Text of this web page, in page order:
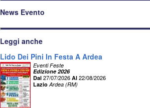
News Evento
Leggi anche
Lido Dei Pini In Festa A Ardea
Eventi Feste
Edizione 2026
Dal 27/07/2026 Al 22/08/2026
Lazio Ardea (RM)